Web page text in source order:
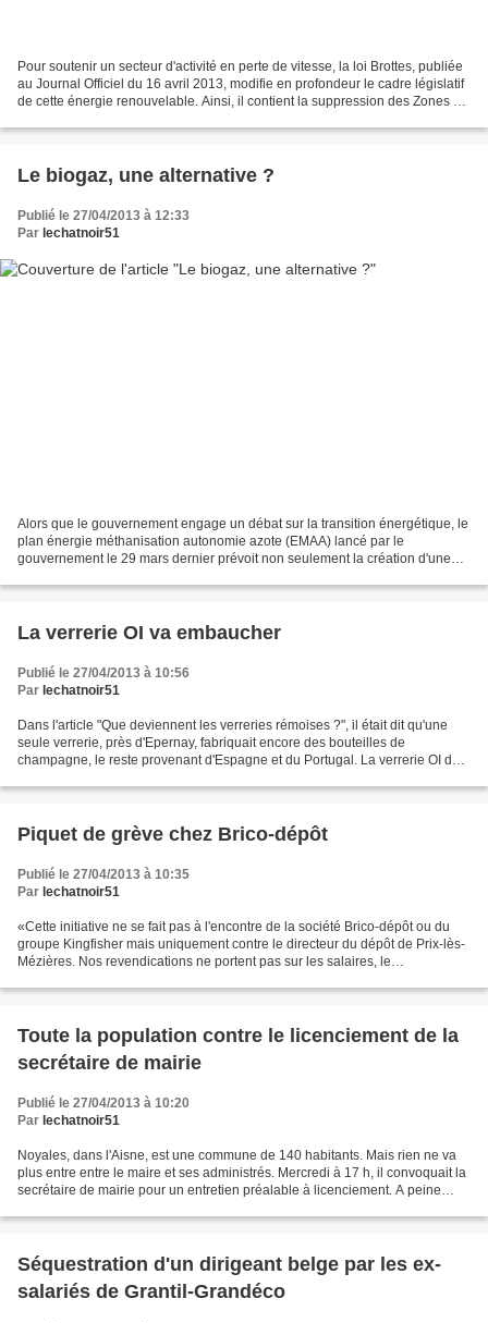
Pour soutenir un secteur d'activité en perte de vitesse, la loi Brottes, publiée
au Journal Officiel du 16 avril 2013, modifie en profondeur le cadre législatif
de cette énergie renouvelable. Ainsi, il contient la suppression des Zones de
Le biogaz, une alternative ?
Publié le 27/04/2013 à 12:33
Par lechatnoir51
Alors que le gouvernement engage un débat sur la transition énergétique, le
plan énergie méthanisation autonomie azote (EMAA) lancé par le
gouvernement le 29 mars dernier prévoit non seulement la création d'une
La verrerie OI va embaucher
Publié le 27/04/2013 à 10:56
Par lechatnoir51
Dans l'article "Que deviennent les verreries rémoises ?", il était dit qu'une
seule verrerie, près d'Epernay, fabriquait encore des bouteilles de
champagne, le reste provenant d'Espagne et du Portugal. La verrerie OI de
Piquet de grève chez Brico-dépôt
Publié le 27/04/2013 à 10:35
Par lechatnoir51
«Cette initiative ne se fait pas à l'encontre de la société Brico-dépôt ou du
groupe Kingfisher mais uniquement contre le directeur du dépôt de Prix-lès-
Mézières. Nos revendications ne portent pas sur les salaires, le
Toute la population contre le licenciement de la
secrétaire de mairie
Publié le 27/04/2013 à 10:20
Par lechatnoir51
Noyales, dans l'Aisne, est une commune de 140 habitants. Mais rien ne va
plus entre entre le maire et ses administrés. Mercredi à 17 h, il convoquait la
secrétaire de mairie pour un entretien préalable à licenciement. A peine
Séquestration d'un dirigeant belge par les ex-
salariés de Grantil-Grandéco